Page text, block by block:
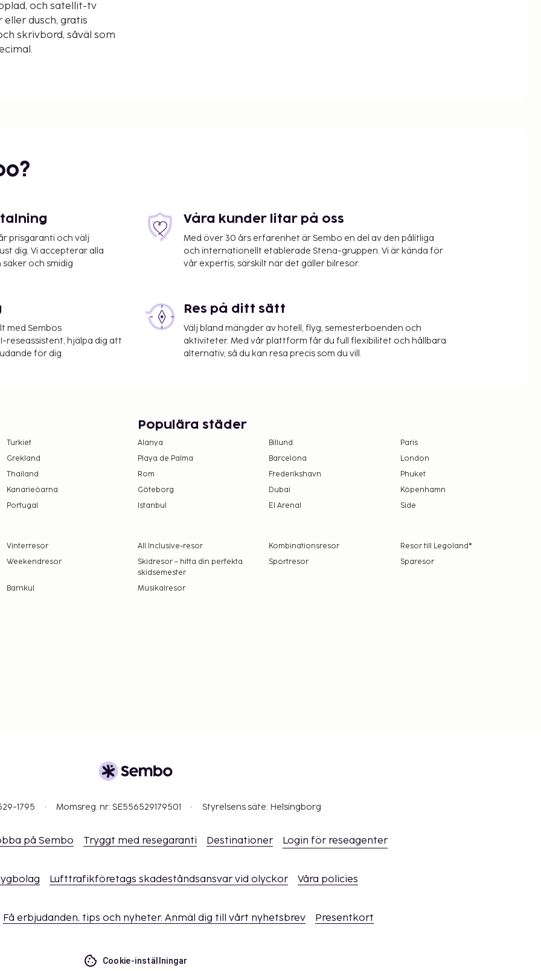
och satellit-tv
dusch, gratis
skrivbord, såväl som
reception (öppen
dra nytta av bland
lobbyn. Hotellets
boendet –
oss om.
kan komma att
prisgaranti och välj
dig. Vi accepterar alla
och smidig
Våra kunder litar på oss
Med över 30 års erfarenhet är Sembo en del av den pålitliga
och internationellt etablerade Stena-gruppen. Vi är kända för
vår expertis, särskilt när det gäller bilresor.
med Sembos
reseassistent, hjälpa dig att
för dig.
Res på ditt sätt
Välj bland mängder av hotell, flyg, semesterboenden och
aktiviteter. Med vår plattform får du full flexibilitet och hållbara
alternativ, så du kan resa precis som du vill.
Turkiet
Grekland
Thailand
Kanarieöarna
Portugal
Populära städer
Alanya Billund
Paris
Playa de Palma
Barcelona
London
Rom
Frederikshavn
Phuket
Göteborg
Dubai
Köpenhamn
Istanbul
El Arenal Side
Vinterresor All Inclusive-resor Kombinationsresor
Resor till Legoland®
Weekendresor
Skidresor – hitta din perfekta
skidsemester
Sportresor Sparesor
Barnkul Musikalresor
1795 Momsreg. nr: SE556529179501 Styrelsens säte: Helsingborg
på Sembo Tryggt med resegaranti Destinationer Login för reseagenter
Lufttrafikföretags skadeståndsansvar vid olyckor Våra policies
Få erbjudanden, tips och nyheter. Anmäl dig till vårt nyhetsbrev Presentkort
Cookie-inställningar